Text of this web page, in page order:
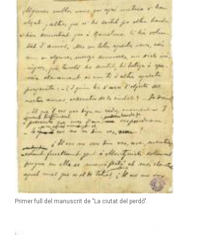
Primer full del manuscrit de "La ciutat del perdó".